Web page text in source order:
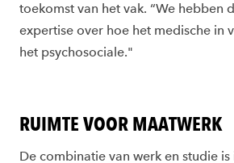
toekomst van het vak. “We hebben
expertise over hoe het medische in
het psychosociale."
RUIMTE VOOR MAATWERK
De combinatie van werk en studie